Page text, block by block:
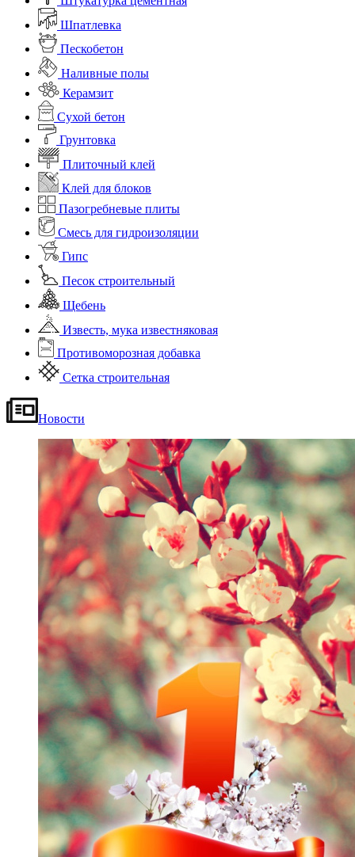
Шпатлевка
Пескобетон
Наливные полы
Керамзит
Сухой бетон
Грунтовка
Плиточный клей
Клей для блоков
Пазогребневые плиты
Смесь для гидроизоляции
Гипс
Песок строительный
Щебень
Известь, мука известняковая
Противоморозная добавка
Сетка строительная
Новости